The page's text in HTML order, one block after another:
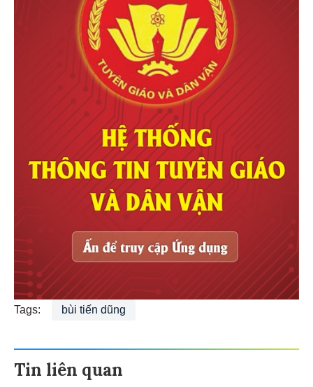
Tags: bùi tiến dũng
Tin liên quan